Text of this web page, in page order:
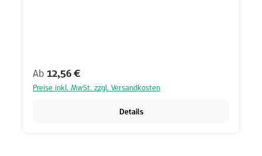
Regulärer Preis:
Ab 12,56 €
Preise inkl. MwSt. zzgl. Versandkosten
Details